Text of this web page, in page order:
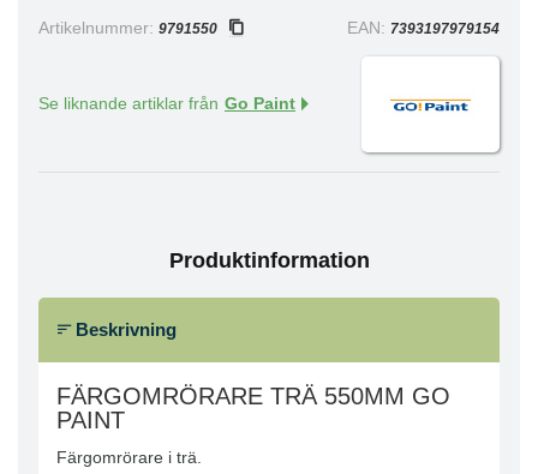
Artikelnummer: 9791550 EAN: 7393197979154
Se liknande artiklar från Go Paint
Produktinformation
Beskrivning
FÄRGOMRÖRARE TRÄ 550MM GO
PAINT
Färgomrörare i trä.